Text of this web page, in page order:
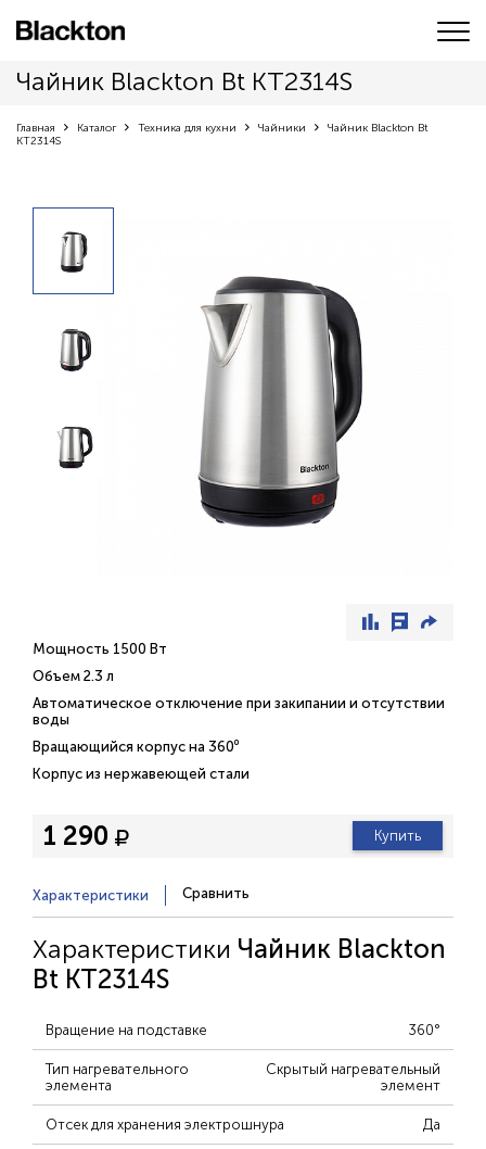
Чайник Blackton Bt KT2314S
Главная Каталог Техника для кухни Чайники
Чайник Blackton Bt
KT2314S
Мощность 1500 Вт
Объем 2.3 л
Автоматическое отключение при закипании и отсутствии
воды
Вращающийся корпус на 360⁰
Корпус из нержавеющей стали
1 290 Купить
Характеристики Сравнить
Характеристики Чайник Blackton
Bt KT2314S
Вращение на подставке 360°
Тип нагревательного
элемента
Скрытый нагревательный
элемент
Отсек для хранения электрошнура Да